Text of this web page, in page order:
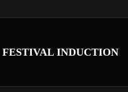
FESTIVAL INDUCTION